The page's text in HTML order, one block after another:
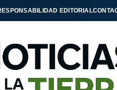
EDITORIAL